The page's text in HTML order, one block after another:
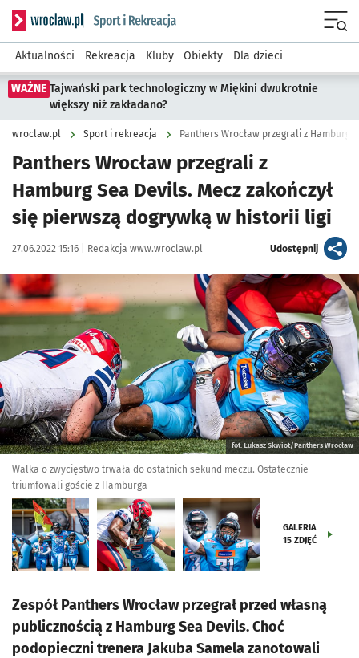
Serwis informacyjny wroclaw.pl podserwis: Sport i rekreacja
Aktualności Rekreacja Kluby Obiekty Dla dzieci
WAŻNE Tajwański park technologiczny w Miękini dwukrotnie
większy niż zakładano?
wroclaw.pl Sport i rekreacja
Panthers Wrocław przegrali z
Hamburg Sea Devils. Mecz zakończył
się pierwszą dogrywką w historii ligi
Data publikacji:
27.06.2022 15:16 | Autor:
Redakcja www.wroclaw.pl Udostępnijartykuł
Kliknij, aby zobaczyć galerię
Kliknij, aby powiększyć
fot. Łukasz Skwiot/Panthers Wrocław
Walka o zwycięstwo trwała do ostatnich sekund meczu. Ostatecznie
triumfowali goście z Hamburga
GALERIA
15 ZDJĘĆ
Zespół Panthers Wrocław przegrał przed własną
publicznością z Hamburg Sea Devils. Choć
podopieczni trenera Jakuba Samela zanotowali